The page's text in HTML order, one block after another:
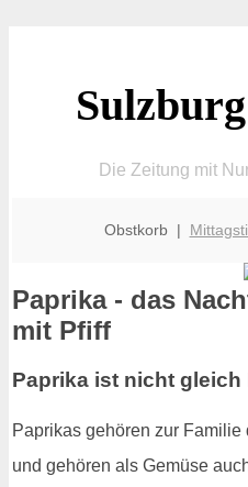
Die Zeitung mit
Obstkorb |
Paprika - das
mit Pfiff
Paprika ist nicht gleich
Paprikas gehören zur
und gehören als Gemüse